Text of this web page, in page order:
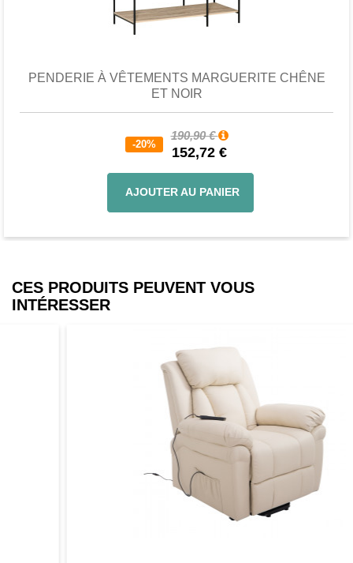
PENDERIE À VÊTEMENTS MARGUERITE CHÊNE
ET NOIR
-20%
190,90 €
152,72 €
AJOUTER AU PANIER
CES PRODUITS PEUVENT VOUS
INTÉRESSER